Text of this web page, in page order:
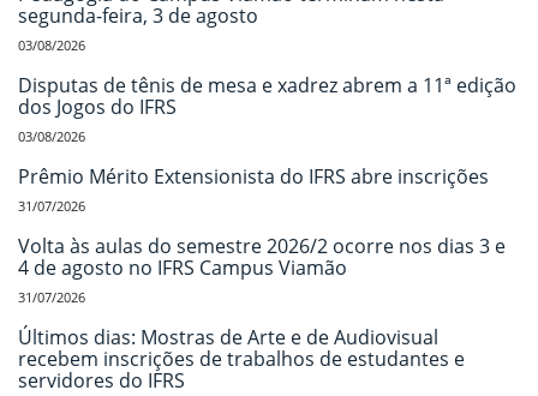
segunda-feira, 3 de agosto
03/08/2026
Disputas de tênis de mesa e xadrez abrem a 11ª edição
dos Jogos do IFRS
03/08/2026
Prêmio Mérito Extensionista do IFRS abre inscrições
31/07/2026
Volta às aulas do semestre 2026/2 ocorre nos dias 3 e
4 de agosto no IFRS Campus Viamão
31/07/2026
Últimos dias: Mostras de Arte e de Audiovisual
recebem inscrições de trabalhos de estudantes e
servidores do IFRS